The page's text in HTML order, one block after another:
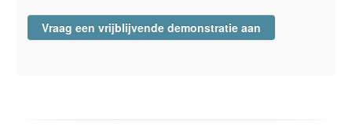
Vraag een vrijblijvende demonstratie aan